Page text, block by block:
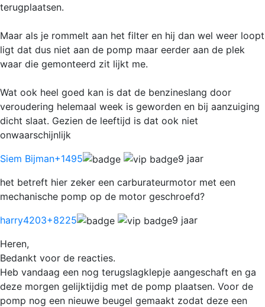
terugplaatsen.
Maar als je rommelt aan het filter en hij dan wel weer loopt
ligt dat dus niet aan de pomp maar eerder aan de plek
waar die gemonteerd zit lijkt me.
Wat ook heel goed kan is dat de benzineslang door
veroudering helemaal week is geworden en bij aanzuiging
dicht slaat. Gezien de leeftijd is dat ook niet
onwaarschijnlijk
Siem Bijman+1495
9 jaar
het betreft hier zeker een carburateurmotor met een
mechanische pomp op de motor geschroefd?
harry4203+8225
9 jaar
Heren,
Bedankt voor de reacties.
Heb vandaag een nog terugslagklepje aangeschaft en ga
deze morgen gelijktijdig met de pomp plaatsen. Voor de
pomp nog een nieuwe beugel gemaakt zodat deze een